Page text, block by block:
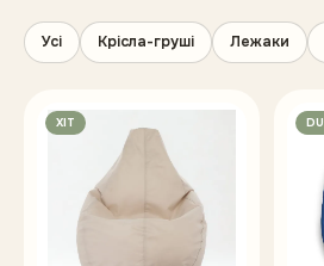
Усі Крісла-груші Лежаки
ХІТ